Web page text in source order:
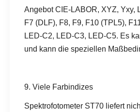
Angebot CIE-LABOR, XYZ, Yxy,
F7 (DLF), F8, F9, F10 (TPL5),
LED-C2, LED-C3, LED-C5. Es
und kann die speziellen
9. Viele Farbindizes
Spektrofotometer ST70 liefert